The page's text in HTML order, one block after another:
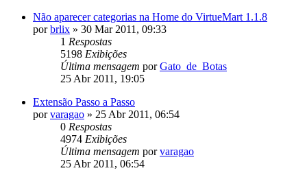
Não aparecer categorias na Home do VirtueMart 1.1.8
porbrlix » 30 Mar 2011, 09:33
1 Respostas
5198 Exibições
Última mensagem porGato_de_Botas
25 Abr 2011, 19:05
Extensão Passo a Passo
porvaragao » 25 Abr 2011, 06:54
0 Respostas
4974 Exibições
Última mensagem porvaragao
25 Abr 2011, 06:54